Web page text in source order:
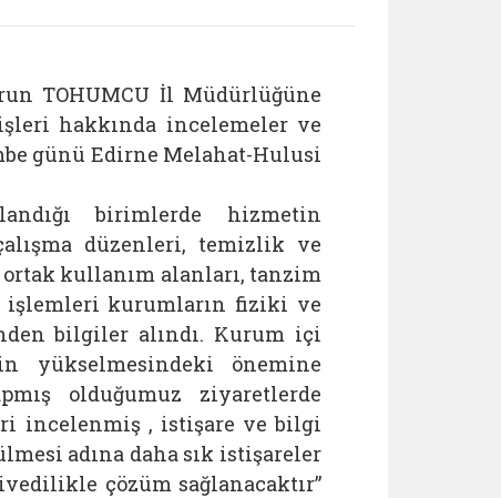
TOHUMCU İl Müdürlüğüne
hakkında incelemeler ve
günü Edirne Melahat-Hulusi
birimlerde hizmetin
düzenleri, temizlik ve
kullanım alanları, tanzim
işlemleri kurumların fiziki ve
bilgiler alındı. Kurum içi
yükselmesindeki önemine
olduğumuz ziyaretlerde
incelenmiş , istişare ve bilgi
adına daha sık istişareler
çözüm sağlanacaktır”